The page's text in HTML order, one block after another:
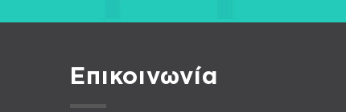
Επικοινωνία